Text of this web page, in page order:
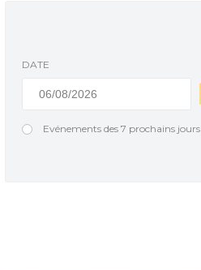
DATE
Evénements des 7 prochains jours